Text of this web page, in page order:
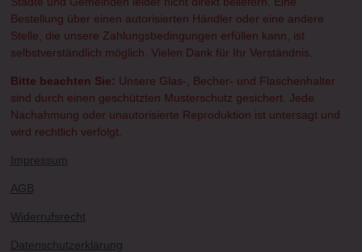
Bestellung über einen autorisierten Händler oder eine andere
Stelle, die unsere Zahlungsbedingungen erfüllen kann, ist
selbstverständlich möglich. Vielen Dank für Ihr Verständnis.
Bitte beachten Sie: Unsere Glas-, Becher- und Flaschenhalter
sind durch einen geschützten Musterschutz gesichert. Jede
Nachahmung oder unautorisierte Reproduktion ist untersagt und
wird rechtlich verfolgt.
Impressum
AGB
Widerrufsrecht
Datenschutzerklärung